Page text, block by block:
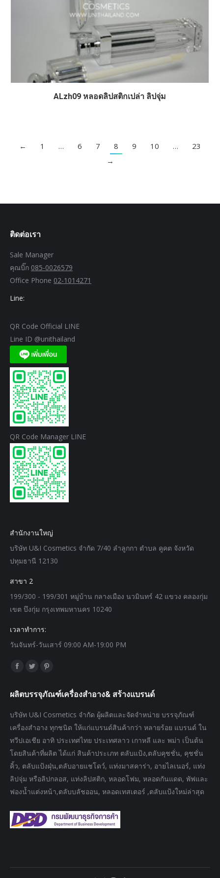
ALzh09 หลอดลิปสติกเปล่า ลิปจุ่ม
← 1 … 6 7 8 9 10 …
23
→
ติดต่อเรา
Sale Manager
คุณบิ๊ก 085-0026579
Office Phone 02-1014271
Line:
QR Code Official LINE
Line ID @unithailand
QR Code Manager LINE
สำนักงานใหญ่
บริษัท U&I Cosmetics จำกัด 7/40 ลำลูกกา ตำบล คูคต จังหวัด
ปทุมธานี 12130
สาขา 2
199/300 - 199/301 หมู่บ้าน กลางเมือง นวมินทร์ 42 แขวง คลองกุ่ม
เขต บึงกุ่ม กรุงเทพมหานคร 10240
เวลาทำการ:
วันจันทร์-วันเสาร์ 09:00 AM-19:00 PM
Find us on:
Facebook
opens
in
new
window
Twitter
opens
new
window
Pinterest
opens
window
ผลิตบรรจุภัณฑ์เครื่องสำอาง& สร้างแบรนด์
บริษัท U&I Cosmetics จำกัด ผู้ผลิตและจัดจำหน่าย บรรจุภัณฑ์
เครื่องสำอาง ทุกชนิด ให้แก่แบรนด์สินค้ากว่า หลายร้อย แบรนด์ ใน
ทวีปเอเชีย อาทิ ประเทศไทย ประเทศลาว เกาหลี และ พม่า เป็นต้น
โดยสินค้าที่ผลิต ได้แก่ สินค้าประเภท ตลับแป้ง,ตลับคุชชั่น, คุชชั่น
คิ้ว, ตลับแป้งฝุ่น,ตลับอายแชโดว์, แท่งมาสคาร่า, อายไลเนอร์, แท่ง
ลิปจุ่ม หรือลิปกลอส, แท่งลิปสติก, หลอดโฟม, หลอดกันแดด, พัฟและ
ฟองน้ำแต่งหน้า,ตลับบลัชออน, หลอดเทสเตอร์ ,ตลับแป้งใหม่ล่าสุด